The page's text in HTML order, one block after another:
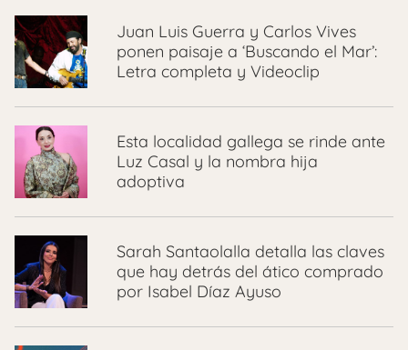
Juan Luis Guerra y Carlos Vives
ponen paisaje a ‘Buscando el Mar’:
Letra completa y Videoclip
Esta localidad gallega se rinde ante
Luz Casal y la nombra hija
adoptiva
Sarah Santaolalla detalla las claves
que hay detrás del ático comprado
por Isabel Díaz Ayuso